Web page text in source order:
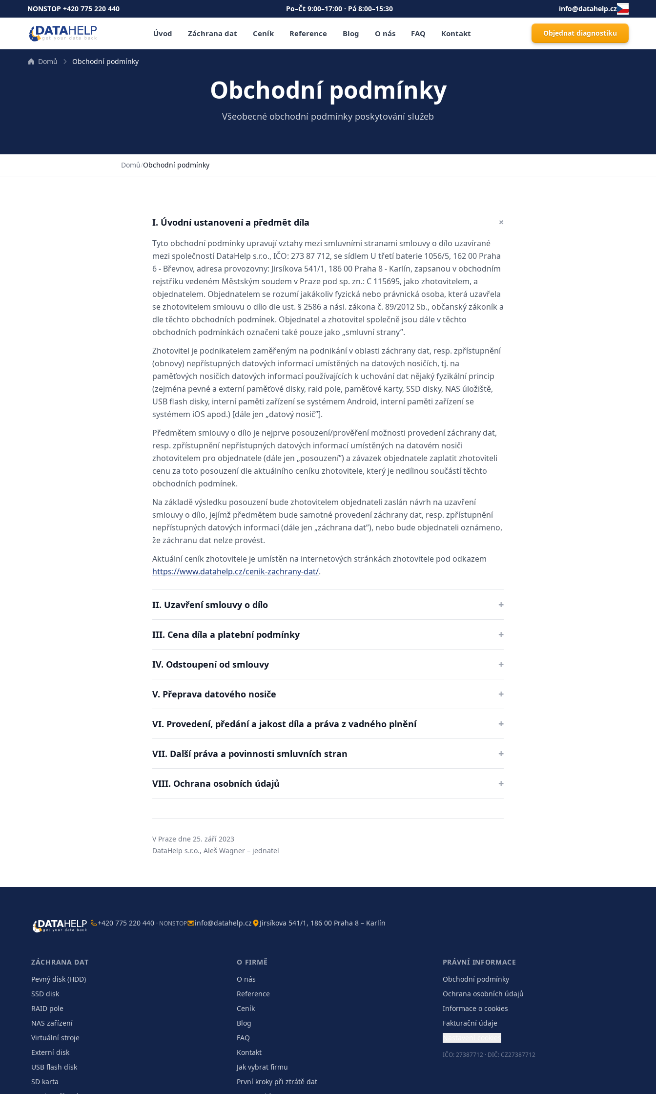
NONSTOP +420 775 220 440 Po–Čt 9:00–17:00 · Pá 8:00–15:30 info@datahelp.cz
Úvod Záchrana dat Ceník Reference Blog O nás FAQ Kontakt Objednat diagnostiku
Domů Obchodní podmínky
Obchodní podmínky
Všeobecné obchodní podmínky poskytování služeb
Domů/Obchodní podmínky
I. Úvodní ustanovení a předmět díla +
Tyto obchodní podmínky upravují vztahy mezi smluvními stranami smlouvy o dílo uzavírané
mezi společností DataHelp s.r.o., IČO: 273 87 712, se sídlem U třetí baterie 1056/5, 162 00 Praha
6 ‑ Břevnov, adresa provozovny: Jirsíkova 541/1, 186 00 Praha 8 ‑ Karlín, zapsanou v obchodním
rejstříku vedeném Městským soudem v Praze pod sp. zn.: C 115695, jako zhotovitelem, a
objednatelem. Objednatelem se rozumí jakákoliv fyzická nebo právnická osoba, která uzavřela
se zhotovitelem smlouvu o dílo dle ust. § 2586 a násl. zákona č. 89/2012 Sb., občanský zákoník a
dle těchto obchodních podmínek. Objednatel a zhotovitel společně jsou dále v těchto
obchodních podmínkách označeni také pouze jako „smluvní strany”.
Zhotovitel je podnikatelem zaměřeným na podnikání v oblasti záchrany dat, resp. zpřístupnění
(obnovy) nepřístupných datových informací umístěných na datových nosičích, tj. na
paměťových nosičích datových informací používajících k uchování dat nějaký fyzikální princip
(zejména pevné a externí paměťové disky, raid pole, paměťové karty, SSD disky, NAS úložiště,
USB flash disky, interní paměti zařízení se systémem Android, interní paměti zařízení se
systémem iOS apod.) [dále jen „datový nosič”].
Předmětem smlouvy o dílo je nejprve posouzení/prověření možnosti provedení záchrany dat,
resp. zpřístupnění nepřístupných datových informací umístěných na datovém nosiči
zhotovitelem pro objednatele (dále jen „posouzení”) a závazek objednatele zaplatit zhotoviteli
cenu za toto posouzení dle aktuálního ceníku zhotovitele, který je nedílnou součástí těchto
obchodních podmínek.
Na základě výsledku posouzení bude zhotovitelem objednateli zaslán návrh na uzavření
smlouvy o dílo, jejímž předmětem bude samotné provedení záchrany dat, resp. zpřístupnění
nepřístupných datových informací (dále jen „záchrana dat”), nebo bude objednateli oznámeno,
že záchranu dat nelze provést.
Aktuální ceník zhotovitele je umístěn na internetových stránkách zhotovitele pod odkazem
https://www.datahelp.cz/cenik-zachrany-dat/.
II. Uzavření smlouvy o dílo +
III. Cena díla a platební podmínky +
IV. Odstoupení od smlouvy +
V. Přeprava datového nosiče +
VI. Provedení, předání a jakost díla a práva z vadného plnění +
VII. Další práva a povinnosti smluvních stran +
VIII. Ochrana osobních údajů +
V Praze dne 25. září 2023
DataHelp s.r.o., Aleš Wagner – jednatel
+420 775 220 440 · NONSTOP info@datahelp.cz Jirsíkova 541/1, 186 00 Praha 8 – Karlín
ZÁCHRANA DAT
Pevný disk (HDD)
SSD disk
RAID pole
NAS zařízení
Virtuální stroje
Externí disk
USB flash disk
SD karta
O FIRMĚ
O nás
Reference
Ceník
Blog
FAQ
Kontakt
Jak vybrat firmu
První kroky při ztrátě dat
PRÁVNÍ INFORMACE
Obchodní podmínky
Ochrana osobních údajů
Informace o cookies
Fakturační údaje
IČO: 27387712 · DIČ: CZ27387712